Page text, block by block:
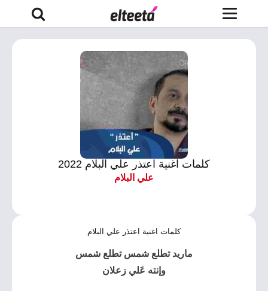
كلمات اغنية اعتذر علي البلام 2022
علي البلام
كلمات اغنية اعتذر علي البلام
ماريد تطلع شمس تطلع شمس
وإنته عَلي زعلان